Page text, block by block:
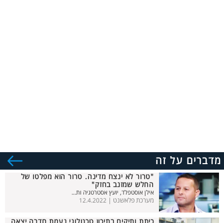
מדברים על זה
"טרור לא ינצח מדינה. טרור הוא מפלטו של
החלש שמזנב בחזק"
אילן אוסטפלד, יועץ אסטרטגיה ות...
מערכת פלאשנט | 12.4.2022